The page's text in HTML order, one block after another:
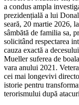
a condus ampla
prezidențială a lui
seară, 20 martie 2026,
sâmbătă de familia sa,
solicitând respectarea
cauza exactă a
Mueller suferea de
vara anului 2021.
cei mai longevivi
istorie pentru
terorismului după